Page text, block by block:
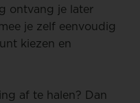
ontvang je later
je zelf eenvoudig
kiezen en
af te halen? Dan